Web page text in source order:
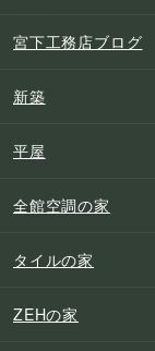
宮下工務店ブログ
新築
平屋
全館空調の家
タイルの家
ZEHの家